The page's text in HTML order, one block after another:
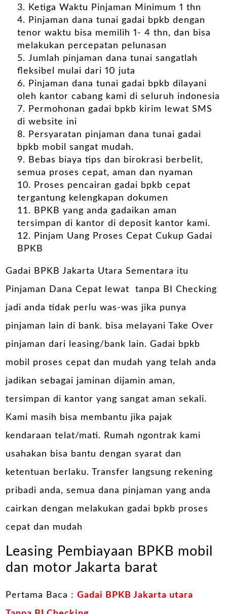
Ketiga Waktu Pinjaman Minimum 1 thn
Pinjaman dana tunai gadai bpkb dengan
tenor waktu bisa memilih 1- 4 thn, dan bisa
melakukan percepatan pelunasan
Jumlah pinjaman dana tunai sangatlah
fleksibel mulai dari 10 juta
Pinjaman dana tunai gadai bpkb dilayani
oleh kantor cabang kami di seluruh indonesia
Permohonan gadai bpkb kirim lewat SMS
di website ini
Persyaratan pinjaman dana tunai gadai
bpkb mobil sangat mudah.
Bebas biaya tips dan birokrasi berbelit,
semua proses cepat, aman dan nyaman
Proses pencairan gadai bpkb cepat
tergantung kelengkapan dokumen
BPKB yang anda gadaikan aman
tersimpan di kantor di deposit kantor kami.
Pinjam Uang Proses Cepat Cukup Gadai
BPKB
Gadai BPKB Jakarta Utara Sementara itu
Pinjaman Dana Cepat lewat tanpa BI Checking
jadi anda tidak perlu was-was jika punya
pinjaman lain di bank. bisa melayani Take Over
pinjaman dari leasing/bank lain. Gadai bpkb
mobil proses cepat dan mudah yang telah anda
jadikan sebagai jaminan dijamin aman,
tersimpan di kantor yang sangat aman sekali.
Kami masih bisa membantu jika pajak
kendaraan telat/mati. Rumah ngontrak kami
usahakan bisa bantu dengan syarat dan
ketentuan berlaku. Transfer langsung rekening
pribadi anda, semua dana pinjaman yang anda
cairkan dengan melakukan gadai bpkb proses
cepat dan mudah
Leasing Pembiayaan BPKB mobil
dan motor Jakarta barat
Pertama Baca :Gadai BPKB Jakarta utara